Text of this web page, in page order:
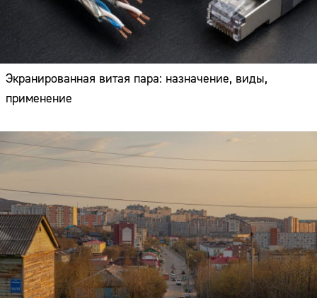
Экранированная витая пара: назначение, виды,
применение